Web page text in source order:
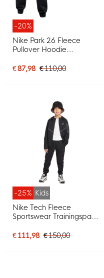
-20%
Nike Park 26 Fleece
Pullover Hoodie
€ 87,98 € 110,00
-25% Kids
Nike Tech Fleece
Sportswear Trainingspak
€ 111,98 € 150,00